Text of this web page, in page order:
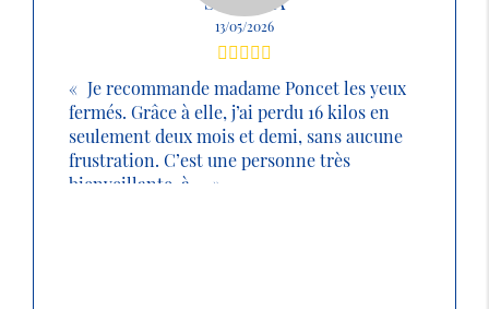
13/05/2026
Je recommande madame Poncet les yeux
fermés. Grâce à elle, j’ai perdu 16 kilos en
seulement deux mois et demi, sans aucune
frustration. C’est une personne très
bienveillante, à ...